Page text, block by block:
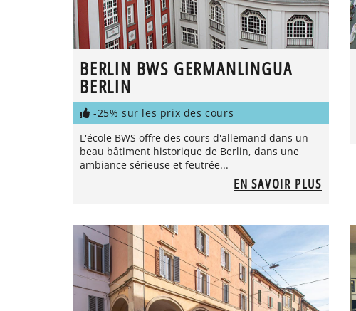
BERLIN BWS GERMANLINGUA
BERLIN
-25% sur les prix des cours
L'école BWS offre des cours d'allemand dans un
beau bâtiment historique de Berlin, dans une
ambiance sérieuse et feutrée...
EN SAVOIR PLUS